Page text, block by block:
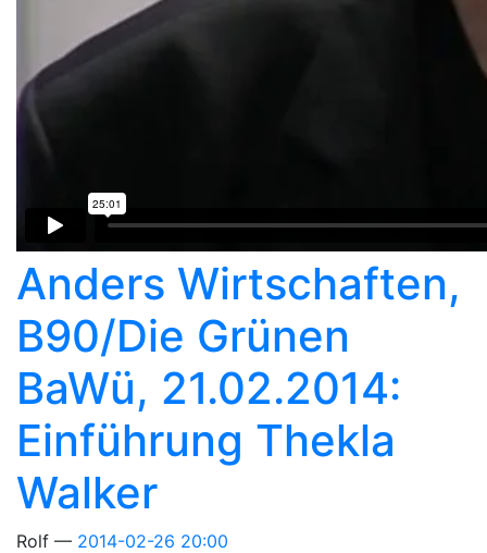
Anders Wirtschaften,
B90/Die Grünen
BaWü, 21.02.2014:
Einführung Thekla
Walker
Rolf 2014-02-26 20:00